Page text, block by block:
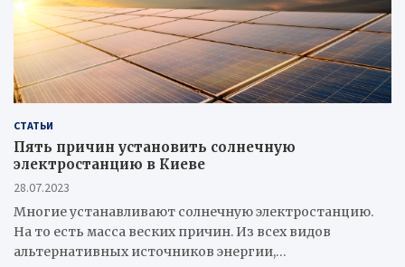
СТАТЬИ
Пять причин установить солнечную
электростанцию в Киеве
28.07.2023
Многие устанавливают солнечную электростанцию.
На то есть масса веских причин. Из всех видов
альтернативных источников энергии,…